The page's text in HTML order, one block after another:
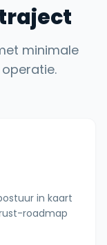
minimale
in kaart
roadmap